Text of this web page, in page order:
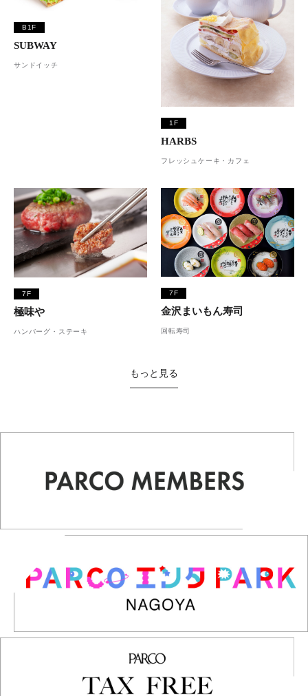
B1F
SUBWAY
サンドイッチ
1F
HARBS
フレッシュケーキ・カフェ
7F
極味や
ハンバーグ・ステーキ
7F
金沢まいもん寿司
回転寿司
もっと見る